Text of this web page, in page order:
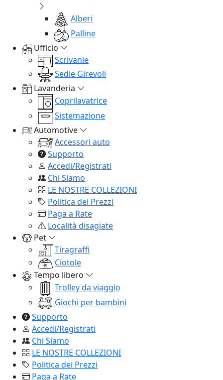
Alberi
Palline
Ufficio
Scrivanie
Sedie Girevoli
Lavanderia
Coprilavatrice
Sistemazione
Automotive
Accessori auto
Supporto
Accedi/Registrati
Chi Siamo
LE NOSTRE COLLEZIONI
Politica dei Prezzi
Paga a Rate
Località disagiate
Pet
Tiragraffi
Ciotole
Tempo libero
Trolley da viaggio
Giochi per bambini
Supporto
Accedi/Registrati
Chi Siamo
LE NOSTRE COLLEZIONI
Politica dei Prezzi
Paga a Rate